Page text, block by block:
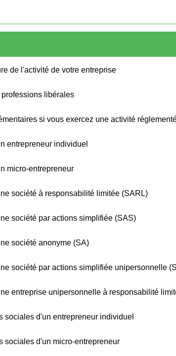
de l'activité de votre entreprise
libérales
si vous exercez une activité
entrepreneur individuel
micro-entrepreneur
société à responsabilité limitée (SARL)
société par actions simplifiée (SAS)
société anonyme (SA)
société par actions simplifiée unipersonnelle
entreprise unipersonnelle à responsabilité
sociales d'un entrepreneur individuel
sociales d'un micro-entrepreneur